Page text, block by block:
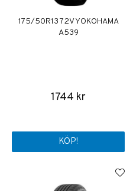
175/50R13 72V YOKOHAMA
A539
1744 kr
KÖP!